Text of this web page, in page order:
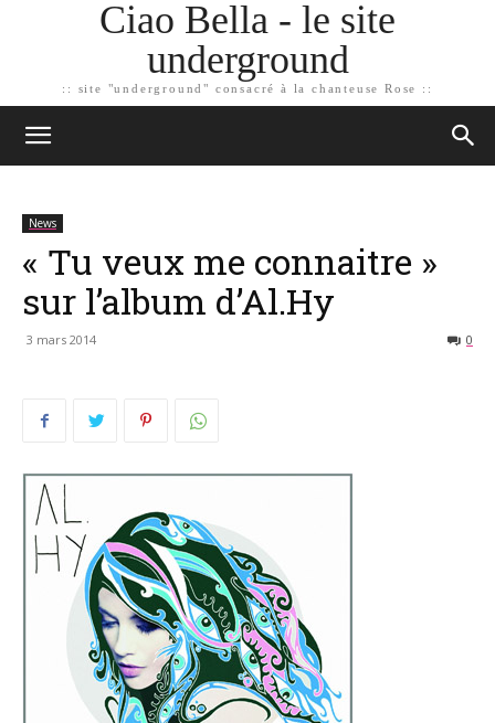
Ciao Bella - le site
underground
:: site "underground" consacré à la chanteuse Rose ::
News
« Tu veux me connaitre »
sur l’album d’Al.Hy
3 mars 2014 0